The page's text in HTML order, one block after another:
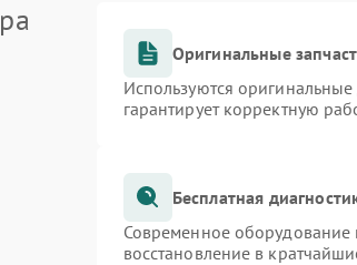
Оригинальные
Используются
гарантирует корректную
Бесплатная
Современное оборудование
восстановление в